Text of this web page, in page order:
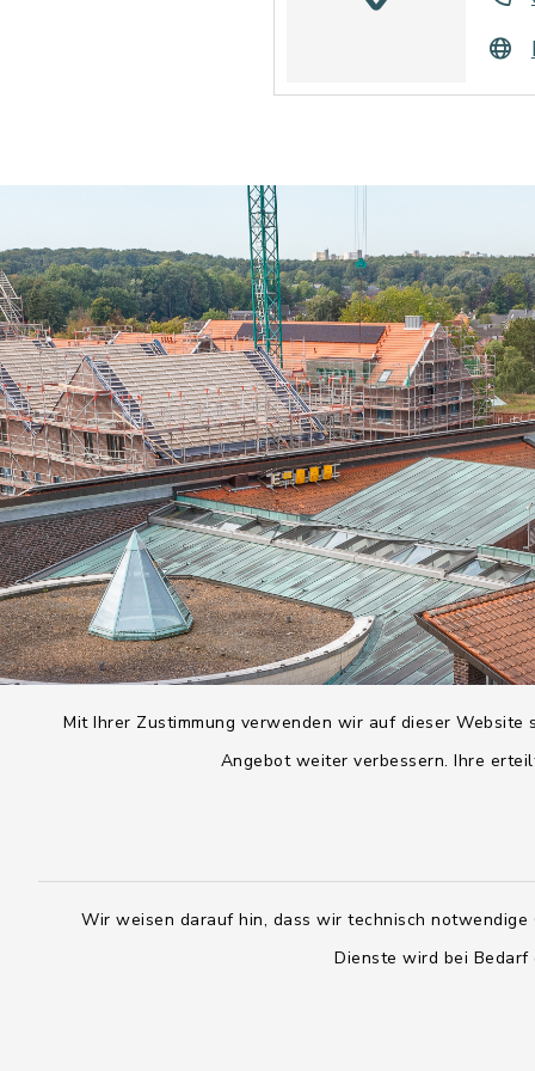
Mit Ihrer Zustimmung verwenden wir auf dieser
Angebot weiter verbessern. Ihre
Wir weisen darauf hin, dass wir technisch
Dienste wird bei